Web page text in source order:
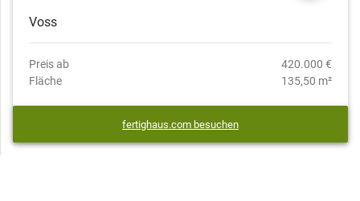
Voss
Preis ab
420.000 €
Fläche
135,50 m²
fertighaus.com besuchen